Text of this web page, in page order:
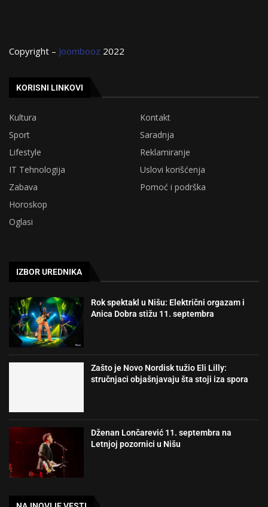
Copyright – Joombooz 2022
KORISNI LINKOVI
Kultura
Kontakt
Sport
Saradnja
Lifestyle
Reklamiranje
IT Tehnologija
Uslovi korišćenja
Zabava
Pomoć i podrška
Horoskop
Oglasi
IZBOR UREDNIKA
Rok spektakl u Nišu: Električni orgazam i
Anica Dobra stižu 11. septembra
Zašto je Novo Nordisk tužio Eli Lilly:
stručnjaci objašnjavaju šta stoji iza spora
Dženan Lončarević 11. septembra na
Letnjoj pozornici u Nišu